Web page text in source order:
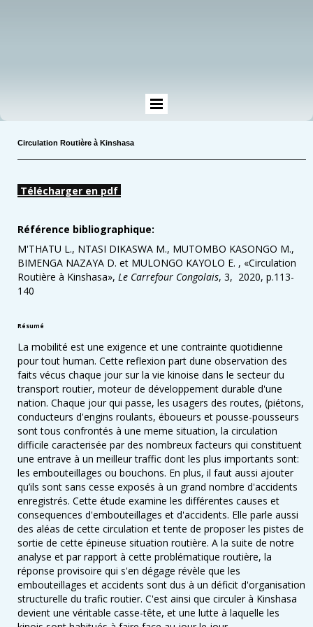
Circulation Routière à Kinshasa
Télécharger en pdf
Référence bibliographique:
M'THATU L., NTASI DIKASWA M., MUTOMBO KASONGO M.,
BIMENGA NAZAYA D. et MULONGO KAYOLO E. , «Circulation
Routière à Kinshasa», Le Carrefour Congolais, 3, 2020, p.113-
140
Résumé
La mobilité est une exigence et une contrainte quotidienne
pour tout human. Cette reflexion part dune observation des
faits vécus chaque jour sur la vie kinoise dans le secteur du
transport routier, moteur de développement durable d'une
nation. Chaque jour qui passe, les usagers des routes, (piétons,
conducteurs d'engins roulants, éboueurs et pousse-pousseurs
sont tous confrontés à une meme situation, la circulation
difficile caracterisée par des nombreux facteurs qui constituent
une entrave à un meilleur traffic dont les plus importants sont:
les embouteillages ou bouchons. En plus, il faut aussi ajouter
qu’ils sont sans cesse exposés à un grand nombre d'accidents
enregistrés. Cette étude examine les différentes causes et
consequences d'embouteillages et d'accidents. Elle parle aussi
des aléas de cette circulation et tente de proposer les pistes de
sortie de cette épineuse situation routière. A la suite de notre
analyse et par rapport à cette problématique routière, la
réponse provisoire qui s'en dégage révèle que les
embouteillages et accidents sont dus à un déficit d'organisation
structurelle du trafic routier. C'est ainsi que circuler à Kinshasa
devient une véritable casse-tête, et une lutte à laquelle les